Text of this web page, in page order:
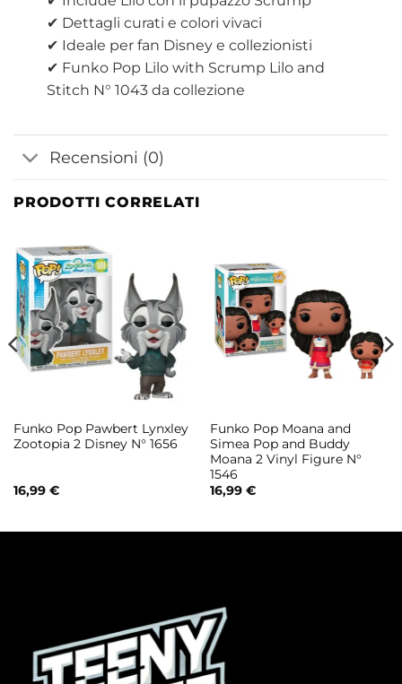
✔ Dettagli curati e colori vivaci
✔ Ideale per fan Disney e collezionisti
✔ Funko Pop Lilo with Scrump Lilo and
Stitch N° 1043 da collezione
Recensioni (0)
PRODOTTI CORRELATI
Funko Pop Pawbert Lynxley
Zootopia 2 Disney N° 1656
16,99 €
Funko Pop Moana and
Simea Pop and Buddy
Moana 2 Vinyl Figure N°
1546
16,99 €